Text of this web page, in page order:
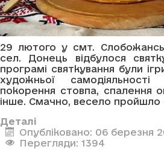
29 лютого у смт.
сел. Донець відбулося
програмі святкування були
художньої
покорення стовпа, спалення
інше. Смачно, весело пройшло
Деталі
Опубліковано: 06 березня
Перегляди: 1394